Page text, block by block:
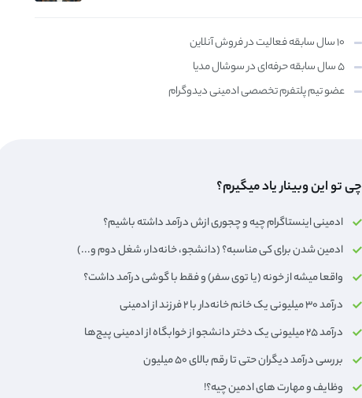
۱۰ سال سابقه فعالیت در فروش آنلاین
۵ سال سابقه حرفه‌ای در سوشال مدیا
عضو تیم پلتفرم تخصصی ادمینی دیدوگرام
چی تو این وبینار یاد میگیرم؟
ادمینی اینستاگرام چیه و چجوری ازش درآمد داشته باشیم؟
ادمین شدن برای کی مناسبه؟ (دانشجو، خانه‌دار،‌ شغل دوم و...)
واقعا میشه از خونه (یا توی سفر) و فقط با گوشی درآمد داشت؟
درآمد ۳۰ میلیونی یک خانم خانه‌دار با ۲ فرزند از ادمینی
درآمد ۲۵ میلیونی یک دختر دانشجو از خوابگاه از ادمینی پیج‌ها
بررسی درآمد دیگران حتی تا رقم بالای ۵۰ میلیون
وظایف و مهارت های ادمین چیه؟!